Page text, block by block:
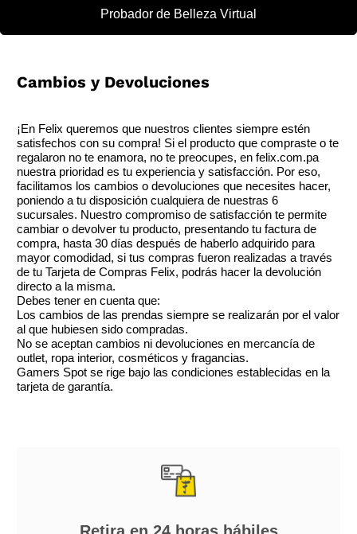
dulces como el cilantro. Inmediatamente después
sentimiento más profundo que habita en el
a nada y conocen a fondo su valor. NOTAS DE
SALIDA:bergamota, semillas de cacao, haba
tonka. NOTAS DE CORAZÓN: pimienta de
Sichuan, absenta, cilantro, hierro, óxido. NOTAS
DE FONDO: palisandro, madera de roble, cristales
de ámbar.
Probador de Belleza Virtual
Cambios y Devoluciones
¡En Felix queremos que nuestros clientes siempre estén
satisfechos con su compra! Si el producto que compraste o te
regalaron no te enamora, no te preocupes, en felix.com.pa
nuestra prioridad es tu experiencia y satisfacción. Por eso,
facilitamos los cambios o devoluciones que necesites hacer,
poniendo a tu disposición cualquiera de nuestras 6
sucursales. Nuestro compromiso de satisfacción te permite
cambiar o devolver tu producto, presentando tu factura de
compra, hasta 30 días después de haberlo adquirido para
mayor comodidad, si tus compras fueron realizadas a través
de tu Tarjeta de Compras Felix, podrás hacer la devolución
directo a la misma.
Debes tener en cuenta que:
Los cambios de las prendas siempre se realizarán por el valor
al que hubiesen sido compradas.
No se aceptan cambios ni devoluciones en mercancía de
outlet, ropa interior, cosméticos y fragancias.
Gamers Spot se rige bajo las condiciones establecidas en la
tarjeta de garantía.